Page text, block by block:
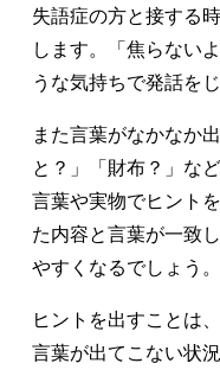
失語症の方と接する
します。「焦らない
うな気持ちで発話を
また言葉がなかなか
と？」「財布？」な
言葉や実物でヒント
た内容と言葉が一致
やすくなるでしょう。
ヒントを出すことは
言葉が出てこない状